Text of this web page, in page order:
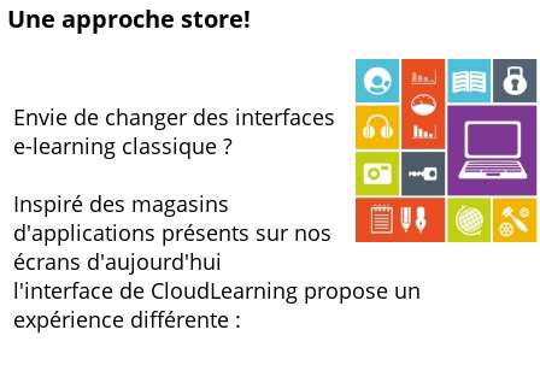
Une approche store!
Envie de changer des interfaces
e-learning classique ?
Inspiré des magasins
d'applications présents sur nos
écrans d'aujourd'hui
l'interface de CloudLearning propose un
expérience différente :